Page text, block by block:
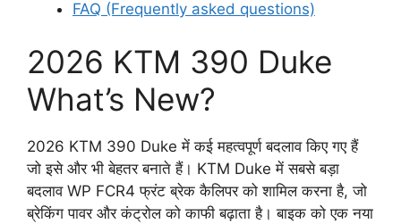
FAQ (Frequently asked questions)
2026 KTM 390 Duke
What’s New?
2026 KTM 390 Duke में कई महत्वपूर्ण बदलाव किए गए हैं
जो इसे और भी बेहतर बनाते हैं। KTM Duke में सबसे बड़ा
बदलाव WP FCR4 फ्रंट ब्रेक कैलिपर को शामिल करना है, जो
ब्रेकिंग पावर और कंट्रोल को काफी बढ़ाता है। बाइक को एक नया